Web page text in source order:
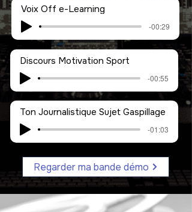
Voix Off e-Learning
-00:29
Discours Motivation Sport
-00:55
Ton Journalistique Sujet Gaspillage
-01:03
Regarder ma bande démo